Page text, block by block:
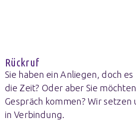
Rückruf
Sie haben ein Anliegen, doch
die Zeit? Oder aber Sie
Gespräch kommen? Wir
in Verbindung.